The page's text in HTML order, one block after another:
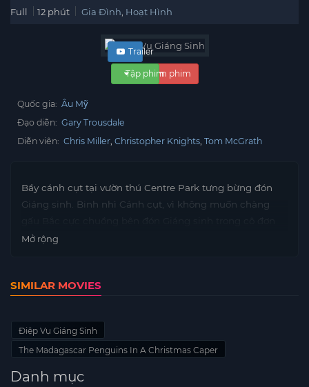
Full 12 phút Gia Đình Hoạt Hình
Xem phim
Trailer
Tập phim
Quốc gia: Âu Mỹ
Đạo diễn: Gary Trousdale
Diễn viên: Chris Miller Christopher Knights Tom McGrath
Bầy cánh cụt tại vườn thú Centre Park tưng bừng đón
Giáng sinh. Binh nhì Cánh cụt, vì không muốn chàng
đã quyết định trốn khỏi vườn thú đi tìm quà cho người
Mở rộng
SIMILAR MOVIES
Điệp Vụ Giáng Sinh
The Madagascar Penguins In A Christmas Caper
Danh mục